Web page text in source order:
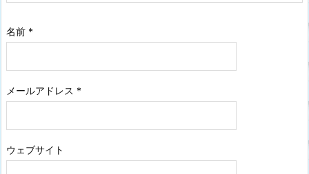
名前 *
メールアドレス *
ウェブサイト